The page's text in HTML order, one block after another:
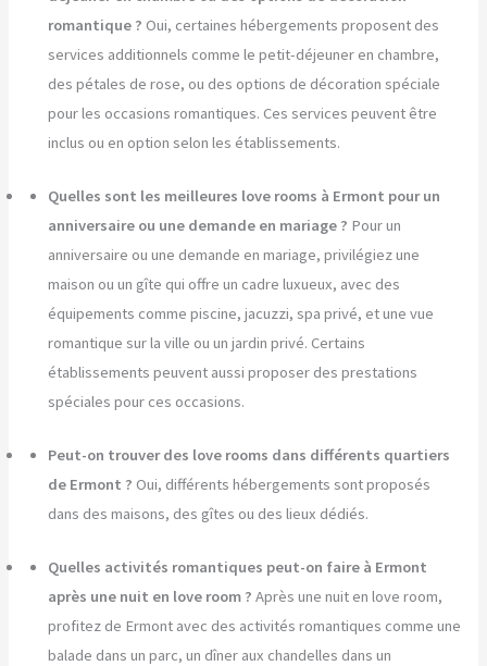
romantique ? Oui, certaines hébergements proposent des
services additionnels comme le petit-déjeuner en chambre,
des pétales de rose, ou des options de décoration spéciale
pour les occasions romantiques. Ces services peuvent être
inclus ou en option selon les établissements.
Quelles sont les meilleures love rooms à Ermont pour un
anniversaire ou une demande en mariage ? Pour un
anniversaire ou une demande en mariage, privilégiez une
maison ou un gîte qui offre un cadre luxueux, avec des
équipements comme piscine, jacuzzi, spa privé, et une vue
romantique sur la ville ou un jardin privé. Certains
établissements peuvent aussi proposer des prestations
spéciales pour ces occasions.
Peut-on trouver des love rooms dans différents quartiers
de Ermont ? Oui, différents hébergements sont proposés
dans des maisons, des gîtes ou des lieux dédiés.
Quelles activités romantiques peut-on faire à Ermont
après une nuit en love room ? Après une nuit en love room,
profitez de Ermont avec des activités romantiques comme une
balade dans un parc, un dîner aux chandelles dans un